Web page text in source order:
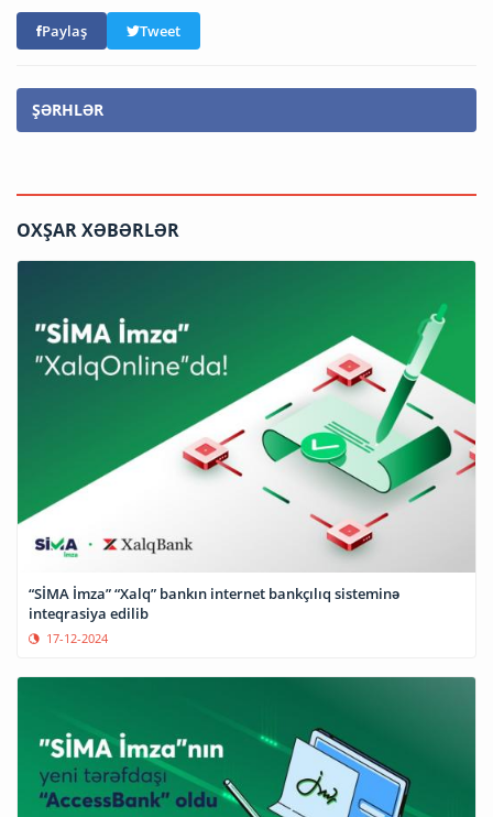
Paylaş Tweet
ŞƏRHLƏR
OXŞAR XƏBƏRLƏR
“SİMA İmza” “Xalq” bankın internet bankçılıq sisteminə
inteqrasiya edilib
17-12-2024